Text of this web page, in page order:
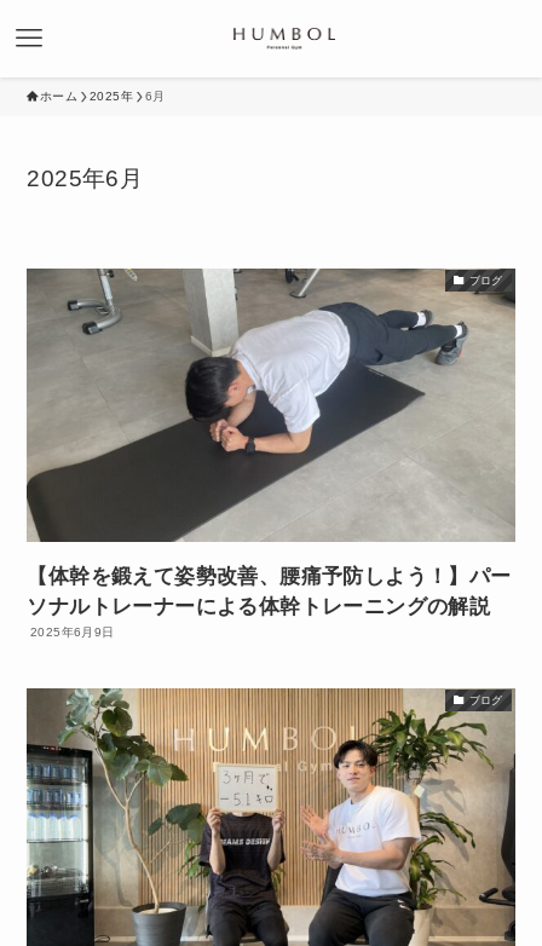
ホーム 2025年 6月
2025年6月
ブログ
【体幹を鍛えて姿勢改善、腰痛予防しよう！】パー
ソナルトレーナーによる体幹トレーニングの解説
2025年6月9日
ブログ